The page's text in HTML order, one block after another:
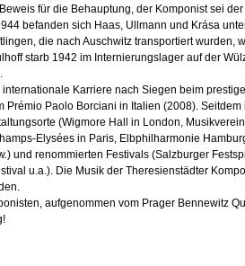
für die Behauptung, der Komponist sei
befanden sich Haas, Ullmann und Krása
die nach Auschwitz transportiert wurden,
starb 1942 im Internierungslager auf der
Karriere nach Siegen beim
Prémio Paolo Borciani in Italien (2008). Seitdem
(Wigmore Hall in London,
Elysées in Paris, Elbphilharmonie
und renommierten Festivals (Salzburger
u.a.). Die Musik der Theresienstädter
aufgenommen vom Prager Bennewitz